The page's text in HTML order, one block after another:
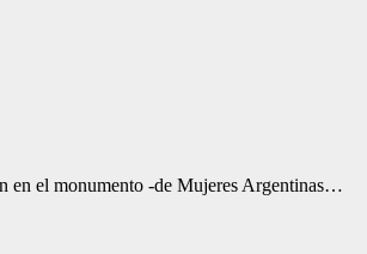
en el monumento -de Mujeres Argentinas…